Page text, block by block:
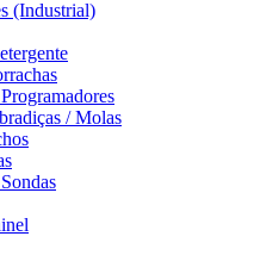
(Industrial)
/ Molas